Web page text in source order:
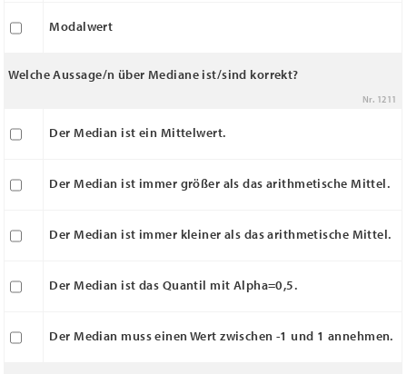
Modalwert
Welche Aussage/n über Mediane ist/sind korrekt?
Nr. 1211
Der Median ist ein Mittelwert.
Der Median ist immer größer als das arithmetische Mittel.
Der Median ist immer kleiner als das arithmetische Mittel.
Der Median ist das Quantil mit Alpha=0,5.
Der Median muss einen Wert zwischen -1 und 1 annehmen.